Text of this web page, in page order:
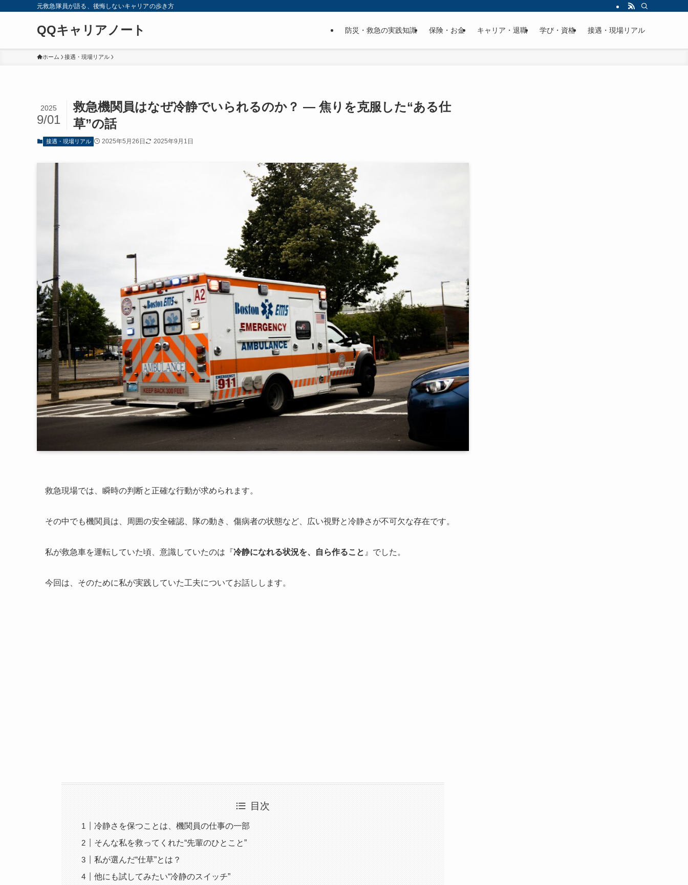
元救急隊員が語る、後悔しないキャリアの歩き方
QQキャリアノート 防災・救急の実践知識 保険・お金 キャリア・退職 学び・資格 接遇・現場リアル
ホーム 接遇・現場リアル
救急機関員はなぜ冷静でいられるのか？ ― 焦りを克服した“ある仕
草”の話
2025
9/01
接遇・現場リアル 2025年5月26日 2025年9月1日
救急現場では、瞬時の判断と正確な行動が求められます。
その中でも機関員は、周囲の安全確認、隊の動き、傷病者の状態など、広い視野と冷静さが不可欠な存在です。
私が救急車を運転していた頃、意識していたのは『冷静になれる状況を、自ら作ること 』でした。
今回は、そのために私が実践していた工夫についてお話しします。
目次
冷静さを保つことは、機関員の仕事の一部
そんな私を救ってくれた“先輩のひとこと”
私が選んだ“仕草”とは？
他にも試してみたい“冷静のスイッチ”